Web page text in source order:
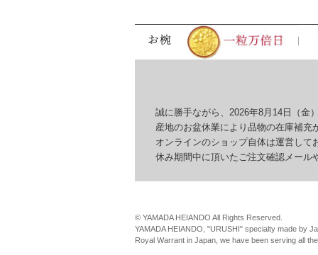
誠に勝手ながら、2026年8月14日（金）
産地のお盆休業により品物の在庫補充が
オンラインのショップ自体は運営して
休み期間中に頂いたご注文確認メール
© YAMADA HEIANDO All Rights Reserved.
YAMADA HEIANDO, "URUSHI" specialty made by
Royal Warrant in Japan, we have been serving all